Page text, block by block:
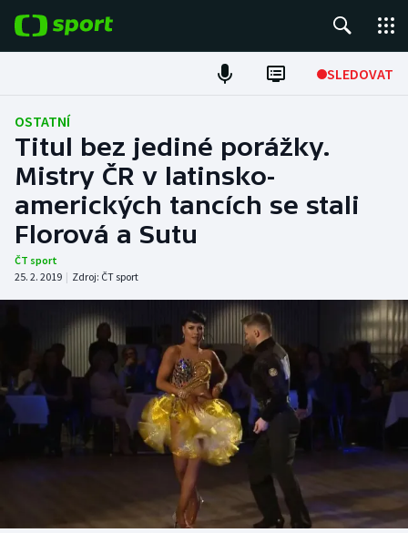
SLEDOVAT
Fotbal
Hokej
Tenis
Atletika
DALŠÍ SPORTY
Americký fotbal
Baseball a softbal
Basketbal
NEPŘEHLÉDNĚTE
Soutěže
Historické návraty
Aplikace ČT sport
OSTATNÍ
Titul bez jediné porážky.
Mistry ČR v latinsko-
amerických tancích se stali
Florová a Sutu
ČT sport
25. 2. 2019 | Zdroj: ČT sport